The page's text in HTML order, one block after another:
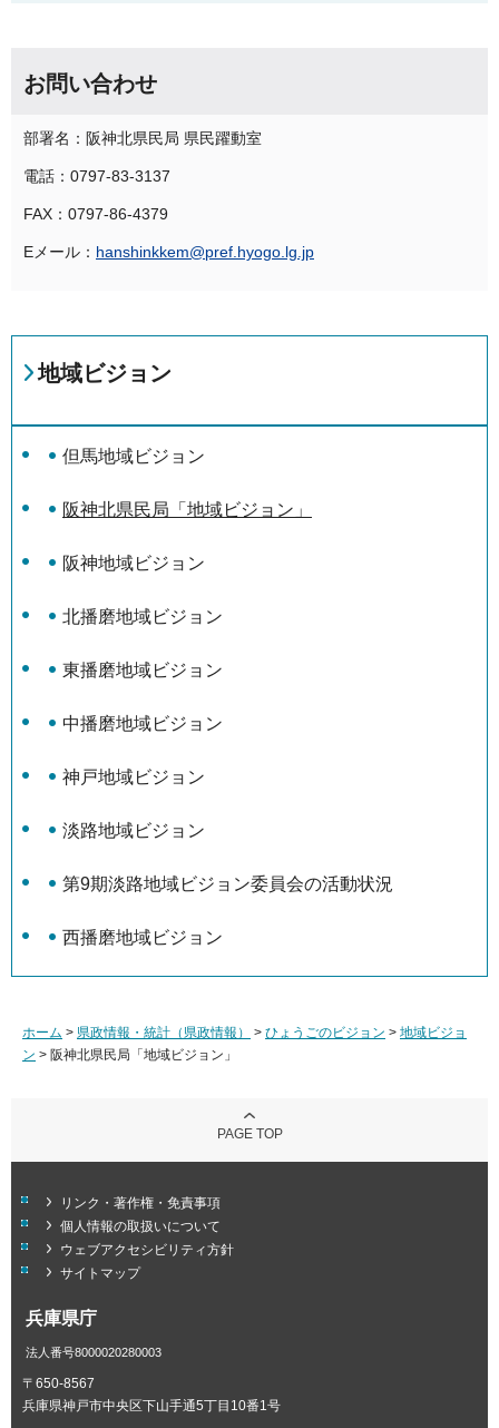
お問い合わせ
部署名：阪神北県民局 県民躍動室
電話：0797-83-3137
FAX：0797-86-4379
Eメール： hanshinkkem@pref.hyogo.lg.jp
地域ビジョン
但馬地域ビジョン
阪神北県民局「地域ビジョン」
阪神地域ビジョン
北播磨地域ビジョン
東播磨地域ビジョン
中播磨地域ビジョン
神戸地域ビジョン
淡路地域ビジョン
第9期淡路地域ビジョン委員会の活動状況
西播磨地域ビジョン
ホーム > 県政情報・統計（県政情報） > ひょうごのビジョン > 地域ビジョ
ン > 阪神北県民局「地域ビジョン」
PAGE TOP
リンク・著作権・免責事項
個人情報の取扱いについて
ウェブアクセシビリティ方針
サイトマップ
兵庫県庁
法人番号8000020280003
〒650-8567
兵庫県神戸市中央区下山手通5丁目10番1号